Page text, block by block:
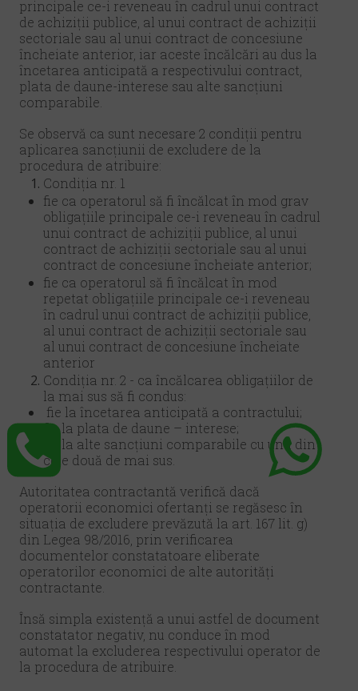
principale ce-i reveneau în cadrul unui contract
de achiziții publice, al unui contract de achiziții
sectoriale sau al unui contract de concesiune
încheiate anterior, iar aceste încălcări au dus la
încetarea anticipată a respectivului contract,
plata de daune-interese sau alte sancțiuni
comparabile.
Se observă ca sunt necesare 2 condiții pentru
aplicarea sancțiunii de excludere de la
procedura de atribuire:
Condiția nr. 1
fie ca operatorul să fi încălcat în mod grav
obligațiile principale ce-i reveneau în cadrul
unui contract de achiziții publice, al unui
contract de achiziții sectoriale sau al unui
contract de concesiune încheiate anterior;
fie ca operatorul să fi încălcat în mod
repetat obligațiile principale ce-i reveneau
în cadrul unui contract de achiziții publice,
al unui contract de achiziții sectoriale sau
al unui contract de concesiune încheiate
anterior
Condiția nr. 2 - ca încălcarea obligațiilor de
la mai sus să fi condus:
fie la încetarea anticipată a contractului;
fie la plata de daune – interese;
fie la alte sancțiuni comparabile cu una din
cele două de mai sus.
Autoritatea contractantă verifică dacă
operatorii economici ofertanți se regăsesc în
situația de excludere prevăzută la art. 167 lit. g)
din Legea 98/2016, prin verificarea
documentelor constatatoare eliberate
operatorilor economici de alte autorități
contractante.
Însă simpla existență a unui astfel de document
constatator negativ, nu conduce în mod
automat la excluderea respectivului operator de
la procedura de atribuire.